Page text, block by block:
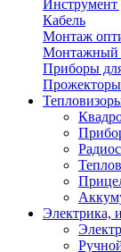
Инструмент
Кабель
Монтаж
Монтажный
Приборы
Электрика,